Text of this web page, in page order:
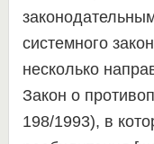
системного
несколько
Закон о
198/1993), в